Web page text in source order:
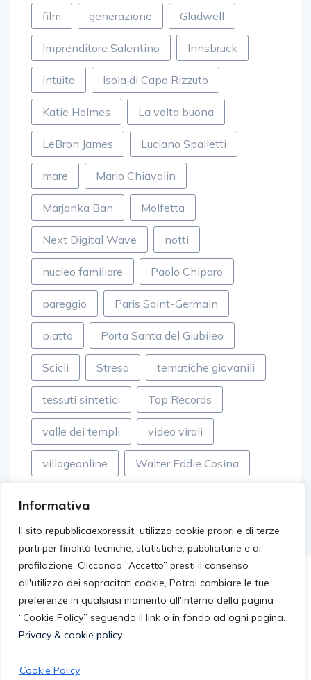
Informativa
Il sito repubblicaexpress.it utilizza cookie propri e di terze
parti per finalità tecniche, statistiche, pubblicitarie e di
profilazione. Cliccando “Accetto” presti il consenso
all'utilizzo dei sopracitati cookie, Potrai cambiare le tue
preferenze in qualsiasi momento all'interno della pagina
“Cookie Policy” seguendo il link o in fondo ad ogni pagina.
Privacy & cookie policy
Cookie Policy
film generazione Gladwell
Imprenditore Salentino Innsbruck
intuito Isola di Capo Rizzuto
Katie Holmes La volta buona
LeBron James Luciano Spalletti
mare Mario Chiavalin
Marjanka Ban Molfetta
Next Digital Wave notti
nucleo familiare Paolo Chiparo
pareggio Paris Saint-Germain
piatto Porta Santa del Giubileo
Scicli Stresa tematiche giovanili
tessuti sintetici Top Records
valle dei templi video virali
villageonline Walter Eddie Cosina